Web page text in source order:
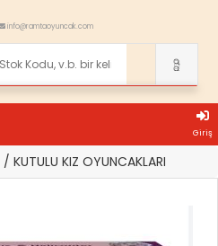
info@ramtaoyuncak.com
Giriş
/ KUTULU KIZ OYUNCAKLARI